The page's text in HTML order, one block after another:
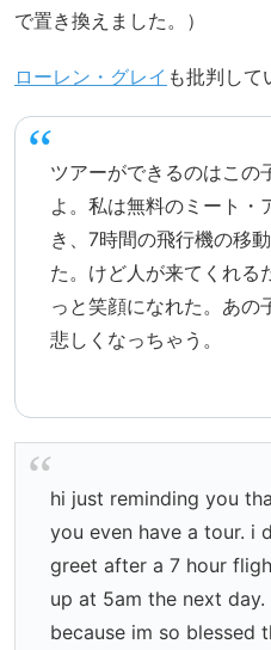
で置き換えました。）
ローレン・グレイ も批判して
ツアーができるのはこの
よ。私は無料のミート・
き、7時間の飛行機の移
た。けど人が来てくれる
っと笑顔になれた。あの
悲しくなっちゃう。
hi just reminding you
you even have a tour. i
greet after a 7 hour
up at 5am the next
because im so blessed